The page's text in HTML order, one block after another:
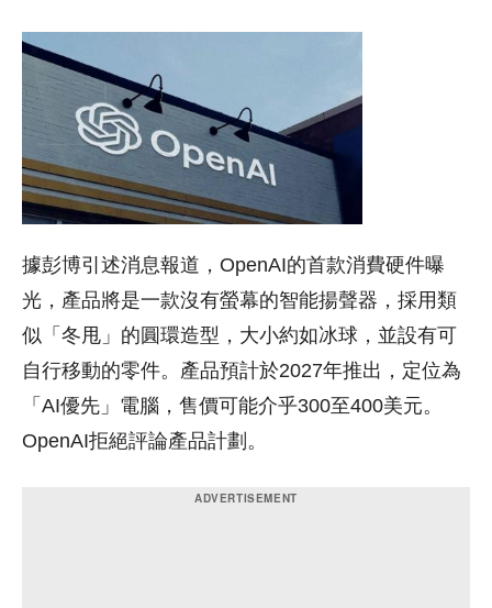
據彭博引述消息報道，OpenAI的首款消費硬件曝
光，產品將是一款沒有螢幕的智能揚聲器，採用類
似「冬甩」的圓環造型，大小約如冰球，並設有可
自行移動的零件。產品預計於2027年推出，定位為
「AI優先」電腦，售價可能介乎300至400美元。
OpenAI拒絕評論產品計劃。